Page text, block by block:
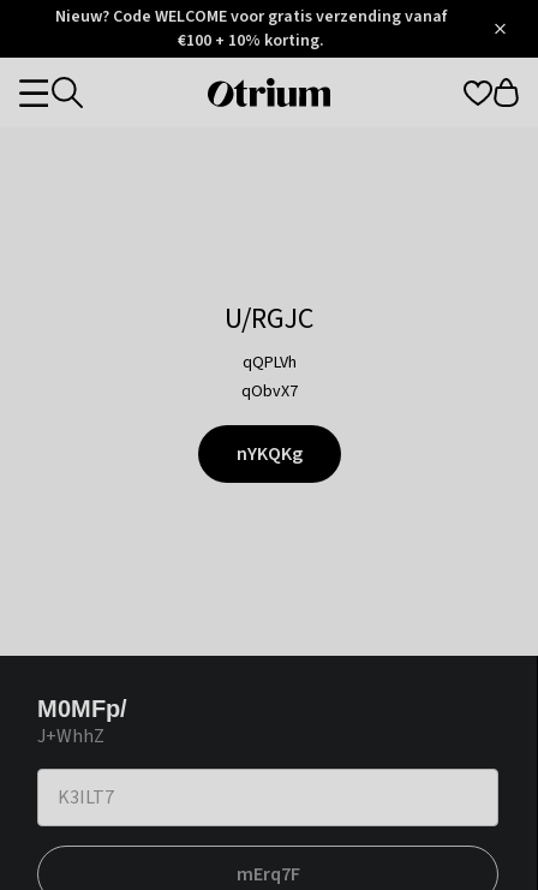
Otrium
Trustpilot
Nieuw? Code WELCOME voor gratis verzending vanaf
€100 + 10% korting.
Otrium
Categories
U/RGJC
qQPLVh
qObvX7
nYKQKg
M0MFp/
J+WhhZ
mErq7F